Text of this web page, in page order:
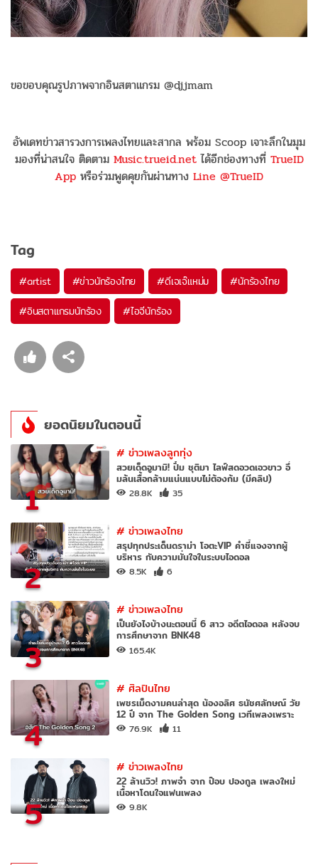
ขอขอบคุณรูปภาพจากอินสตาแกรม @djjmam
อัพเดทข่าวสารวงการเพลงไทยและสากล พร้อม Scoop เจาะลึกในมุม
มองที่น่าสนใจ ติดตาม Music.trueid.netได้อีกช่องทางที่ TrueID
App หรือร่วมพูดคุยกันผ่านทาง Line @TrueID
Tag
#artist #ข่าวนักร้องไทย #ดีเจเจ๊แหม่ม #นักร้องไทย
#อินสตาแกรมนักร้อง #ไอจีนักร้อง
ยอดนิยมในตอนนี้
1
#ข่าวเพลงลูกทุ่ง
สวยเด็ดอูมามิ! ปิ๋ม ชุติมา ไลฟ์สดอวดเอวขาว อึ๋
มล้นเสื้อกล้ามแน่นแบบไม่ต้องก้ม (มีคลิป)
28.8K 35
2
#ข่าวเพลงไทย
สรุปทุกประเด็นดราม่า โอตะVIP คำชี้แจงจากผู้
บริหาร กับความมั่นใจในระบบไอดอล
8.5K 6
3
#ข่าวเพลงไทย
เป็นยังไงบ้างนะตอนนี้ 6 สาว อดีตไอดอล หลังจบ
การศึกษาจาก BNK48
165.4K
4
#ศิลปินไทย
เพชรเม็ดงามคนล่าสุด น้องอลิศ ธนัชศลักษณ์ วัย
12 ปี จาก The Golden Song เวทีเพลงเพราะ
76.9K 11
5
#ข่าวเพลงไทย
22 ล้านวิว! ภาพจำ จาก ป๊อบ ปองกูล เพลงใหม่
เนื้อหาโดนใจแฟนเพลง
9.8K